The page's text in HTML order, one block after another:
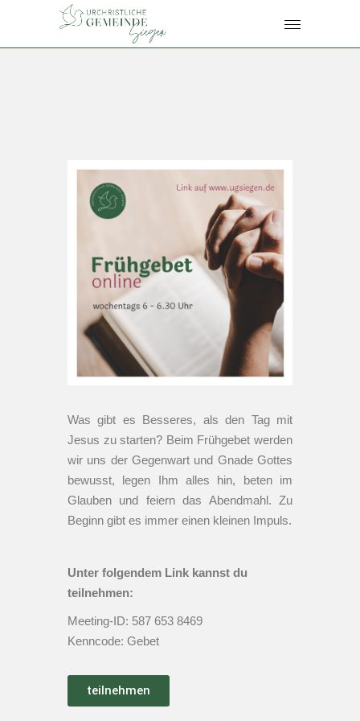
Was gibt es Besseres, als den Tag mit
Jesus zu starten? Beim Frühgebet werden
wir uns der Gegenwart und Gnade Gottes
bewusst, legen Ihm alles hin, beten im
Glauben und feiern das Abendmahl. Zu
Beginn gibt es immer einen kleinen Impuls.
Unter folgendem Link kannst du
teilnehmen:
Meeting-ID: 587 653 8469
Kenncode: Gebet
teilnehmen